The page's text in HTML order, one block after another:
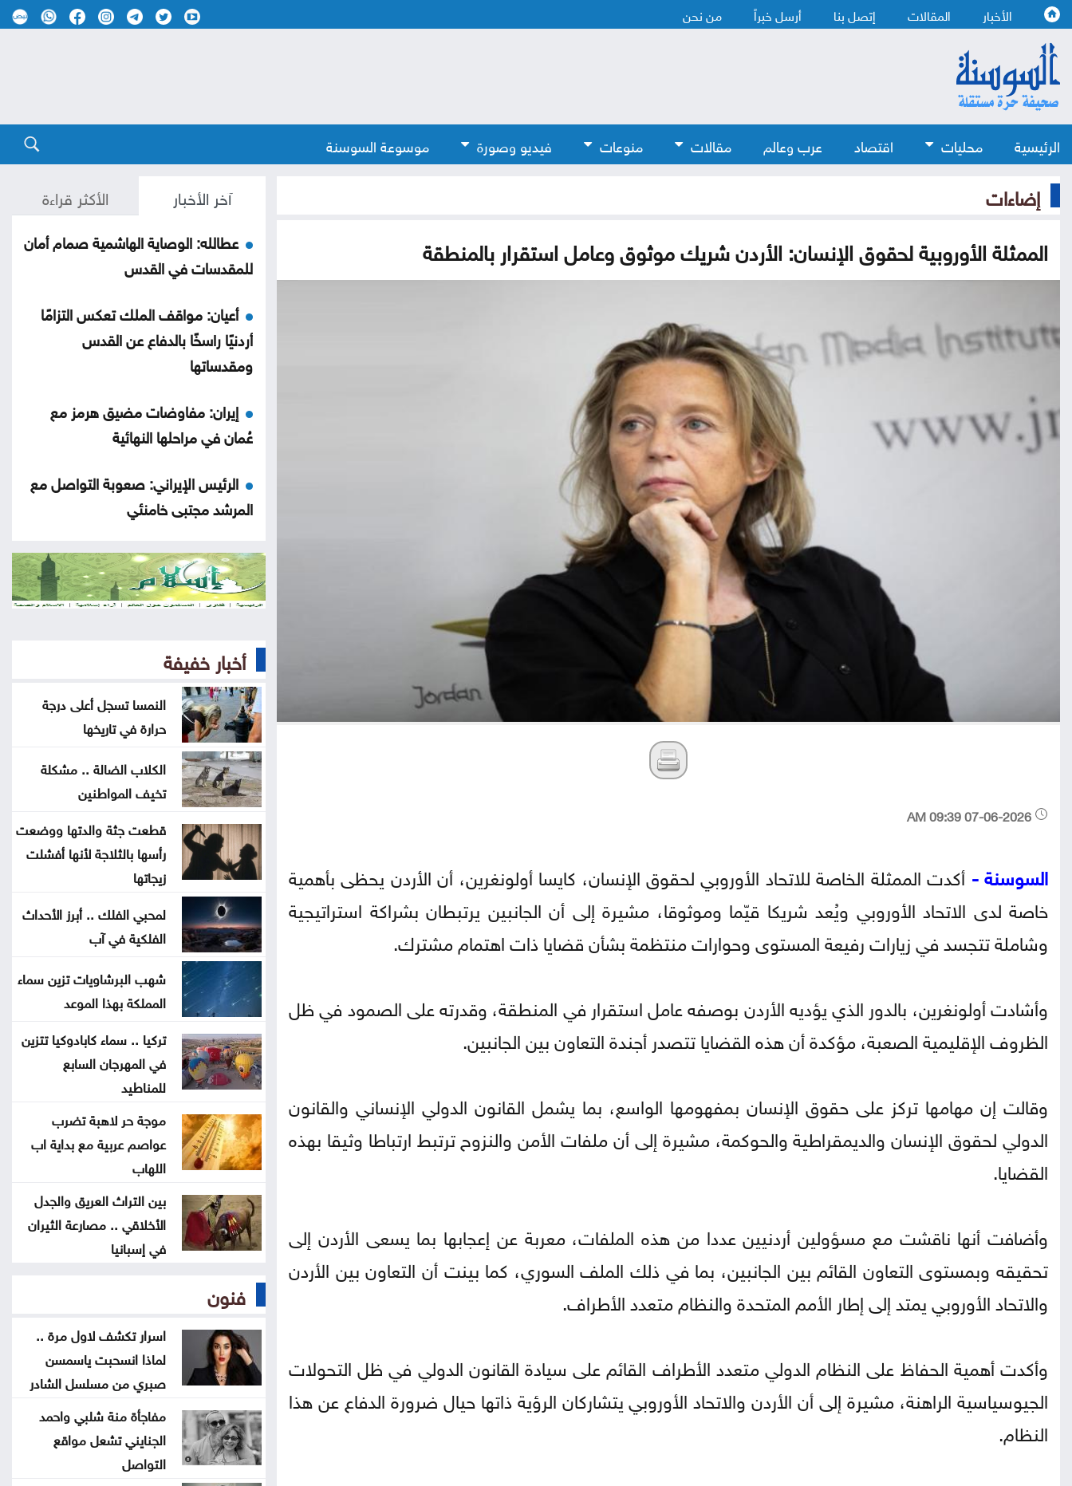
الأخبار المقالات إتصل بنا أرسل خبراً من نحن
الرئيسية محليات اقتصاد عرب وعالم مقالات منوعات فيديو وصورة موسوعة السوسنة
إضاءات
الممثلة الأوروبية لحقوق الإنسان: الأردن شريك موثوق وعامل استقرار بالمنطقة
السوسنة - أكدت الممثلة الخاصة للاتحاد الأوروبي لحقوق الإنسان، كايسا أولونغرين، أن الأردن يحظى بأهمية
خاصة لدى الاتحاد الأوروبي ويُعد شريكا قيّما وموثوقا، مشيرة إلى أن الجانبين يرتبطان بشراكة استراتيجية
وشاملة تتجسد في زيارات رفيعة المستوى وحوارات منتظمة بشأن قضايا ذات اهتمام مشترك.
وأشادت أولونغرين، بالدور الذي يؤديه الأردن بوصفه عامل استقرار في المنطقة، وقدرته على الصمود في ظل
الظروف الإقليمية الصعبة، مؤكدة أن هذه القضايا تتصدر أجندة التعاون بين الجانبين.
وقالت إن مهامها تركز على حقوق الإنسان بمفهومها الواسع، بما يشمل القانون الدولي الإنساني والقانون
الدولي لحقوق الإنسان والديمقراطية والحوكمة، مشيرة إلى أن ملفات الأمن والنزوح ترتبط ارتباطا وثيقا بهذه
القضايا.
وأضافت أنها ناقشت مع مسؤولين أردنيين عددا من هذه الملفات، معربة عن إعجابها بما يسعى الأردن إلى
تحقيقه وبمستوى التعاون القائم بين الجانبين، بما في ذلك الملف السوري، كما بينت أن التعاون بين الأردن
والاتحاد الأوروبي يمتد إلى إطار الأمم المتحدة والنظام متعدد الأطراف.
وأكدت أهمية الحفاظ على النظام الدولي متعدد الأطراف القائم على سيادة القانون الدولي في ظل التحولات
الجيوسياسية الراهنة، مشيرة إلى أن الأردن والاتحاد الأوروبي يتشاركان الرؤية ذاتها حيال ضرورة الدفاع عن هذا
النظام.
آخر الأخبار الأكثر قراءة
عطالله: الوصاية الهاشمية صمام أمان
للمقدسات في القدس
أعيان: مواقف الملك تعكس التزامًا
أردنيًا راسخًا بالدفاع عن القدس
ومقدساتها
إيران: مفاوضات مضيق هرمز مع
عُمان في مراحلها النهائية
الرئيس الإيراني: صعوبة التواصل مع
المرشد مجتبى خامنئي
لجنة "4+4" الليبية تتوصل لاتفاق
بشأن تعيين رئيس مفوضية الانتخابات
أندية المحترفين
كلّيّة علوم التّأهيل في الجامعة الأردنيّة
نجاحٍ جديدة
تفشي إيبولا في الكونغو: زيارة مدير
منظمة الصحة العالمية
المغرب .. تواصل إخماد حرائق غابة
صفرو بعد التهامها 120 هكتارا
اسرار تكشف لاول مرة .. لماذا
انسحبت ياسمسن صبري من مسلسل
الشادر
اجتماع رباعي في عمّان يبحث الأمن
الإقليمي والممرات المائية
تطورات قضية نور برغل
رؤية عمّان تطالب بعدم نشر صور
النفايات المتراكمة دون تفاصيل
مفاجأة منة شلبي واحمد الجنايني
ويتجاوز اخرين ؟ سر يحير العلماء
أخبار خفيفة
النمسا تسجل أعلى درجة
حرارة في تاريخها
الكلاب الضالة .. مشكلة
تخيف المواطنين
قطعت جثة والدتها ووضعت
رأسها بالثلاجة لأنها أفشلت
زيجاتها
لمحبي الفلك .. أبرز الأحداث
الفلكية في آب
شهب البرشاويات تزين سماء
المملكة بهذا الموعد
تركيا .. سماء كابادوكيا تتزين
في المهرجان السابع
للمناطيد
موجة حر لاهبة تضرب
عواصم عربية مع بداية اب
اللهاب
بين التراث العريق والجدل
الأخلاقي .. مصارعة الثيران
في إسبانيا
فنون
اسرار تكشف لاول مرة ..
لماذا انسحبت ياسمسن
صبري من مسلسل الشادر
مفاجأة منة شلبي واحمد
الجنايني تشعل مواقع
التواصل